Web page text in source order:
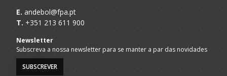
E. andebol@fpa.pt
T. +351 213 611 900
Newsletter
Subscreva a nossa newsletter para se manter a par das novidades
SUBSCREVER